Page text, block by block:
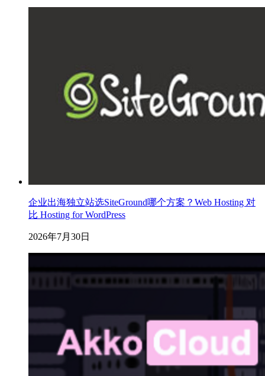
企业出海独立站选SiteGround哪个方案？Web Hosting 对
比 Hosting for WordPress
2026年7月30日